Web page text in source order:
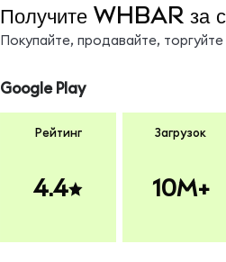
Получите WHBAR за
Покупайте, продавайте,
Google Play
Рейтинг
4.4
Загрузок
10M+